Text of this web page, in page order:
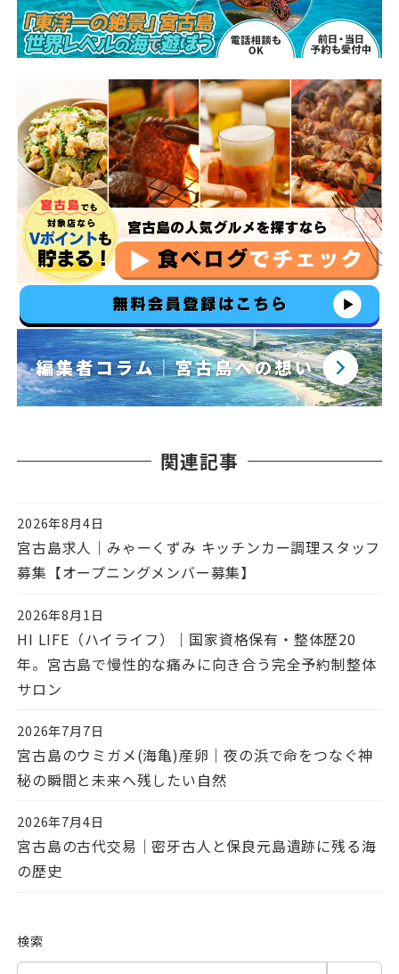
関連記事
投稿日
2026年8月4日
宮古島求人｜みゃーくずみ キッチンカー調理スタッフ
募集【オープニングメンバー募集】
投稿日
2026年8月1日
HI LIFE（ハイライフ）｜国家資格保有・整体歴20
年。宮古島で慢性的な痛みに向き合う完全予約制整体
サロン
投稿日
2026年7月7日
宮古島のウミガメ(海亀)産卵｜夜の浜で命をつなぐ神
秘の瞬間と未来へ残したい自然
投稿日
2026年7月4日
宮古島の古代交易｜密牙古人と保良元島遺跡に残る海
の歴史
検索